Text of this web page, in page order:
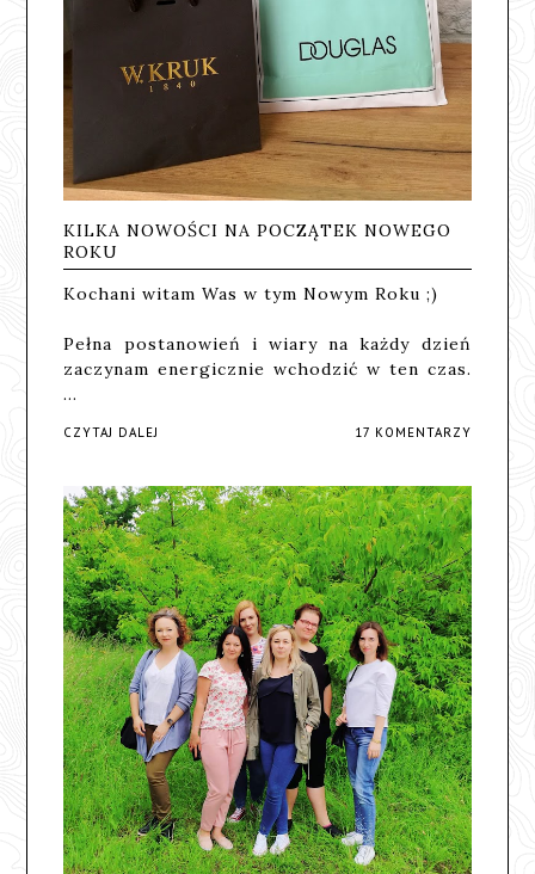
KILKA NOWOŚCI NA POCZĄTEK NOWEGO
ROKU
Kochani witam Was w tym Nowym Roku ;)
Pełna postanowień i wiary na każdy dzień
zaczynam energicznie wchodzić w ten czas.
…
CZYTAJ DALEJ 17 KOMENTARZY